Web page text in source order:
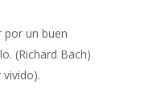
un buen
(Richard Bach)
vivido).